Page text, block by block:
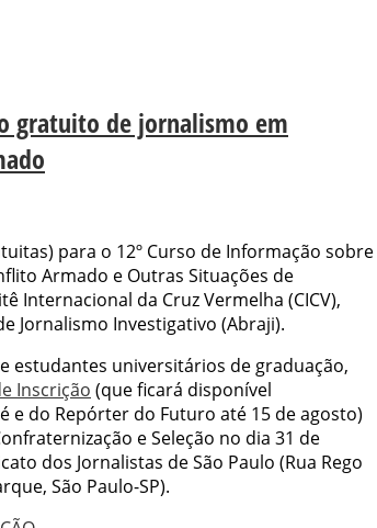
gratuito de jornalismo em
para o 12º Curso de Informação sobre
Armado e Outras Situações de
Internacional da Cruz Vermelha (CICV),
Jornalismo Investigativo (Abraji).
estudantes universitários de graduação,
Inscrição (que ficará disponível
e do Repórter do Futuro até 15 de agosto)
e Seleção no dia 31 de
dos Jornalistas de São Paulo (Rua Rego
São Paulo-SP).